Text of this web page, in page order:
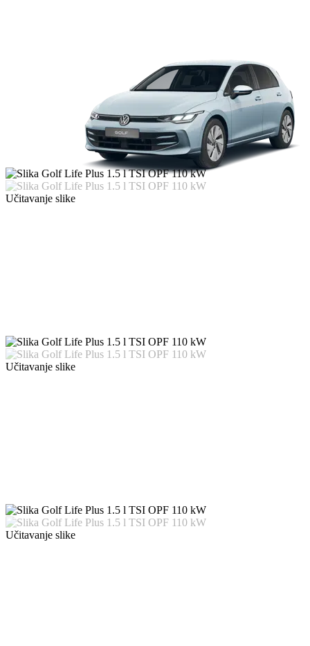
Učitavanje slike
Učitavanje slike
Učitavanje slike